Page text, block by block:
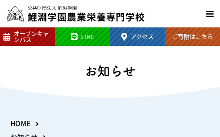
オープンキャ
ンパス LINE アクセス ご寄附はこちら
お知らせ
HOME